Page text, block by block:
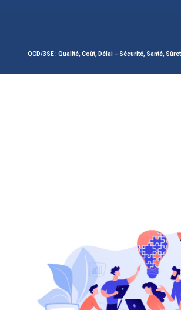
QCD/3SE : Qualité, Coût, Délai – Sécurité, Santé,